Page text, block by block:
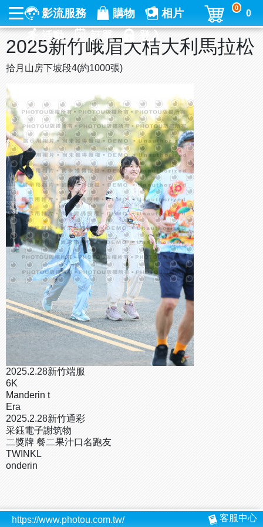
影流服務 購物
相片
活動
訂單 登入
0
0
2025新竹峨眉大桔大利馬拉松
拾月山房下坡段4(約1000張)
2025.2.28新竹端服
6K
Manderin t
Era
2025.2.28新竹通彩
采鈺電子謝筑物
二獎牌 餐二果汁口名跑友
TWINKL
onderin
https://www.photou.com.tw/ 客服中心